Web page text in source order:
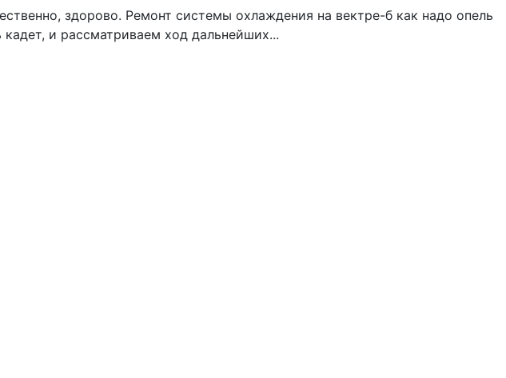
здорово. Ремонт системы охлаждения на вектре-б как надо опель
и рассматриваем ход дальнейших...